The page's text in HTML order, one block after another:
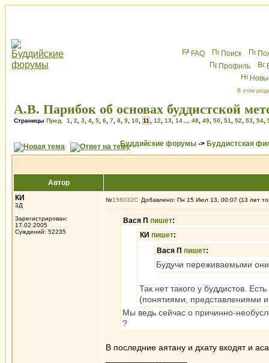
FAQ Поиск
Профиль
В этом
А.В. Парибок об основах буддистской
Страницы Пред. 1 2 3 4 5 6 7 8 9 10 11 12 13 14 48 49 50 51 52 53 54
Буддийские форумы -> Буддистская
Автор
КИ
3Д
Зарегистрирован:
17.02.2005
Суждений: 52235
№156032 Добавлено: Пн 15 Июл 13, 00:07 (13 лет
Вася П пишет:
КИ пишет:
Вася П пишет:
Будучи переживаемыми
Так нет такого у буддистов.
(понятиями, представлениями и
Мы ведь сейчас о причинно-
?
В последние аятану и дхату входят и